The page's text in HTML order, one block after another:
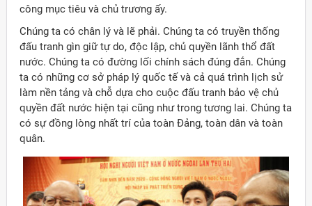
công mục tiêu và chủ trương ấy.
Chúng ta có chân lý và lẽ phải. Chúng ta có truyền thống
đấu tranh gìn giữ tự do, độc lập, chủ quyền lãnh thổ đất
nước. Chúng ta có đường lối chính sách đúng đắn. Chúng
ta có những cơ sở pháp lý quốc tế và cả quá trình lịch sử
làm nền tảng và chỗ dựa cho cuộc đấu tranh bảo vệ chủ
quyền đất nước hiện tại cũng như trong tương lai. Chúng ta
có sự đồng lòng nhất trí của toàn Đảng, toàn dân và toàn
quân.